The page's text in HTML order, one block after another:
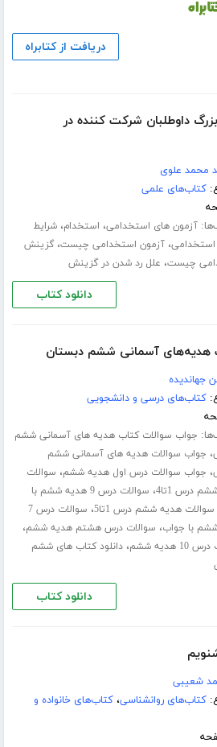
دریافت از کتابراه
داوطلبان شرکت کننده در
محمد علوی
کتاب‌های علمی
آزمون های استخدامی، استخدام،شرایط
استخدامی،آزمون استخدامی چیست،گزینش
چیست، علل رد شدن در گزینش
دانلود کتاب
هدیه‌های آسمانی ششم دبستان
جهاندیده
کتاب‌های درسی و دانشجویی
جواب سوالات کتاب هدیه های آسمانی ششم
، جواب سوالات هدیه های آسمانی ششم
، جواب سوالات درس اول هدیه ششم، سوالات
درس 1تا4
،
سوالات درس 9 هدیه ششم با
سوالات هدیه ششم درس 1تا5 ،
سوالات درس 7
با جواب، سوالات درس هشتم هدیه ششم،
هدیه ششم ،دانلود کتاب های ششم
دانلود کتاب
شعیبی
کتاب‌های روانشناسی،کتاب‌های خانواده و